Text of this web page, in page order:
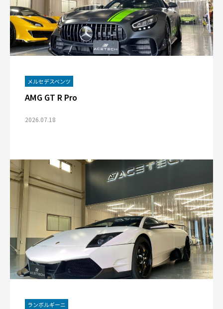
メルセデスベンツ
AMG GT R Pro
2026.07.18
ランボルギーニ